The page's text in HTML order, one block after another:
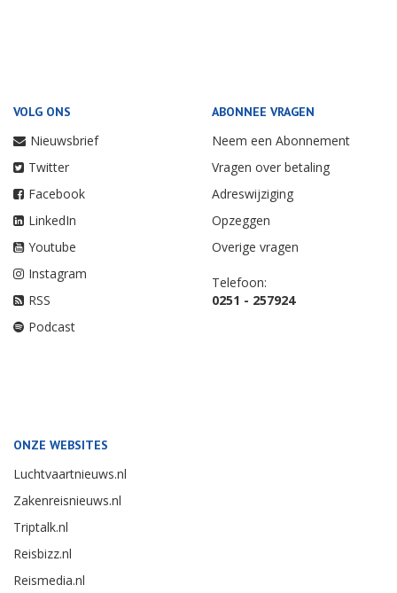
VOLG ONS
Nieuwsbrief
Twitter
Facebook
LinkedIn
Youtube
Instagram
RSS
Podcast
ABONNEE VRAGEN
Neem een Abonnement
Vragen over betaling
Adreswijziging
Opzeggen
Overige vragen
Telefoon:
0251 - 257924
ONZE WEBSITES
Luchtvaartnieuws.nl
Zakenreisnieuws.nl
Triptalk.nl
Reisbizz.nl
Reismedia.nl